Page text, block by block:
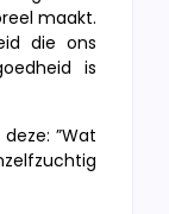
maakt.
die ons
is
”Wat